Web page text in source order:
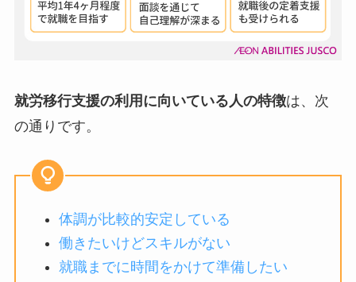
就労移行支援の利用に向いている人の特徴は、次
の通りです。
体調が比較的安定している
働きたいけどスキルがない
就職までに時間をかけて準備したい